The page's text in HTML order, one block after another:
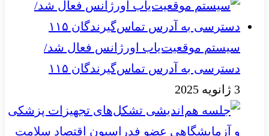
سیستم موقعیت‌یاب اورژانس فعال شد/
دسترسی به آدرس تماس‌گیرندگان ۱۱۵
3 ژانویه 2025